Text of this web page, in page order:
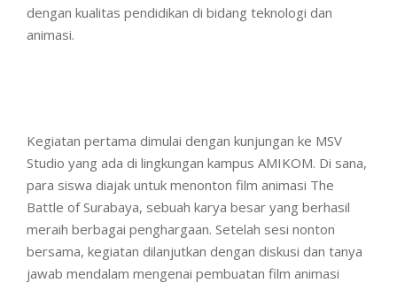
dengan kualitas pendidikan di bidang teknologi dan
animasi.
Kegiatan pertama dimulai dengan kunjungan ke MSV
Studio yang ada di lingkungan kampus AMIKOM. Di sana,
para siswa diajak untuk menonton film animasi The
Battle of Surabaya, sebuah karya besar yang berhasil
meraih berbagai penghargaan. Setelah sesi nonton
bersama, kegiatan dilanjutkan dengan diskusi dan tanya
jawab mendalam mengenai pembuatan film animasi